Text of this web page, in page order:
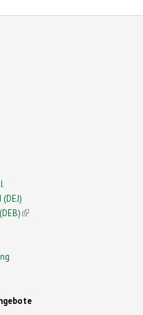
(link is external)